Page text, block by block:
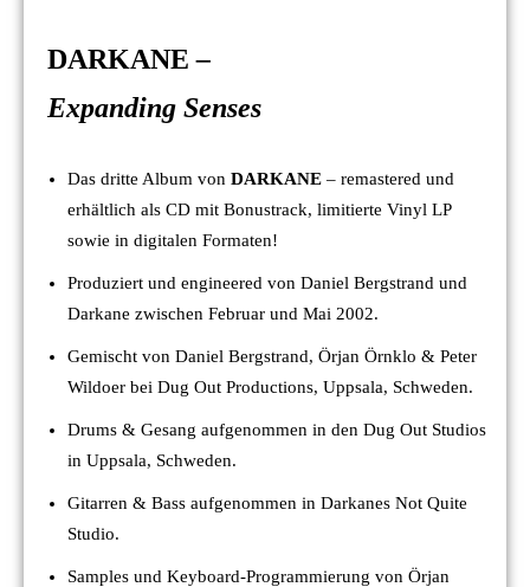
DARKANE–
Expanding Senses
Das dritte Album von DARKANE – remastered und
erhältlich als CD mit Bonustrack, limitierte Vinyl LP
sowie in digitalen Formaten!
Produziert und engineered von Daniel Bergstrand und
Darkane zwischen Februar und Mai 2002.
Gemischt von Daniel Bergstrand, Örjan Örnklo & Peter
Wildoer bei Dug Out Productions, Uppsala, Schweden.
Drums & Gesang aufgenommen in den Dug Out Studios
in Uppsala, Schweden.
Gitarren & Bass aufgenommen in Darkanes Not Quite
Studio.
Samples und Keyboard-Programmierung von Örjan